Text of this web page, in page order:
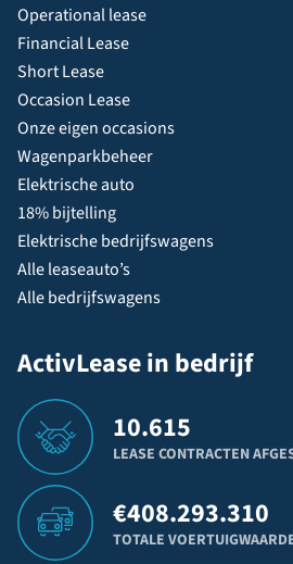
Operational lease
Financial Lease
Short Lease
Occasion Lease
Onze eigen occasions
Wagenparkbeheer
Elektrische auto
18% bijtelling
Elektrische bedrijfswagens
Alle leaseauto’s
Alle bedrijfswagens
ActivLease in bedrijf
10.615
LEASE CONTRACTEN
€408.293.310
TOTALE